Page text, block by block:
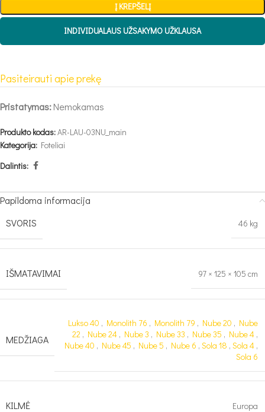
Į KREPŠELĮ
INDIVIDUALAUS UŽSAKYMO UŽKLAUSA
Pasiteirauti apie prekę
Pristatymas:Nemokamas
Produkto kodas:AR-LAU-03NU_main
Kategorija: Foteliai
Dalintis:
Papildoma informacija
SVORIS
46 kg
IŠMATAVIMAI 97 × 125 × 105 cm
MEDŽIAGA
Lukso 40 , Monolith 76 , Monolith 79 , Nube 20 , Nube
22 , Nube 24 , Nube 3 , Nube 33 , Nube 35 , Nube 4 ,
Nube 40 , Nube 45 , Nube 5 , Nube 6 , Sola 18 , Sola 4 ,
Sola 6
KILMĖ Europa